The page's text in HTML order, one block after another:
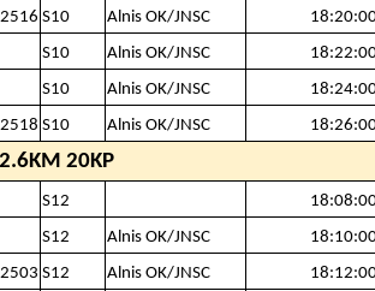
S10 Alnis OK/JNSC
S10 Alnis OK/JNSC
S10 Alnis OK/JNSC
S10 Alnis OK/JNSC
20KP
S12
S12 Alnis OK/JNSC
S12 Alnis OK/JNSC